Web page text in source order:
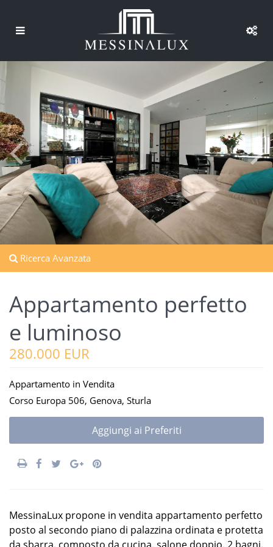
Ricerca Avanzata
Appartamento perfetto
e luminoso
280.000 EUR
Appartamento in Vendita
Corso Europa 506, Genova, Sturla
Aggiungi ai Preferiti
MessinaLux propone in vendita appartamento perfetto
posto al secondo piano di palazzina ordinata e protetta